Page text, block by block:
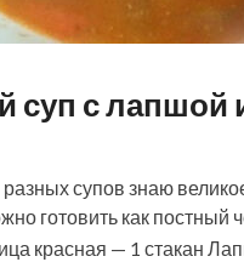
суп с лапшой
супов знаю
готовить как
красная — 1 стакан